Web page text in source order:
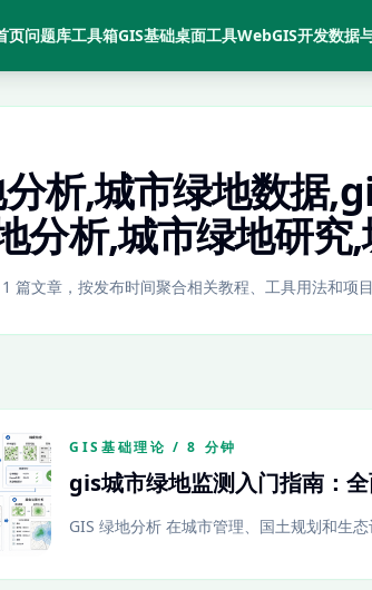
页问题库工具箱GIS基础桌面工具WebGIS开发数据
析,城市绿地数据
分析,城市绿地研究
篇文章，按发布时间聚合相关教程、工具用法和项目
GIS基础理论 / 8 分钟
gis城市绿地监测入门指南：
GIS 绿地分析 在城市管理、国土规划和生